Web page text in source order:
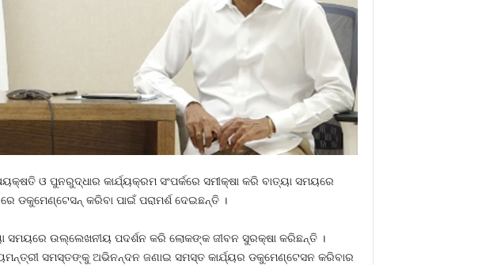
ଓ ପୁନରୁଦ୍ଧାର କାର୍ଯ୍ୟକ୍ରମ ସଂପର୍କରେ ସମୀକ୍ଷା କରି ବାତ୍ୟା ସମୟରେ
କରିବା ପାଇଁ ପରାମର୍ଶ ଦେଇଛନ୍ତି ।
ସମୟରେ ଉଲ୍ଲେଖନୀୟ ପଦର୍ଶନ କରି ଲୋକଙ୍କ ଜୀବନ ସୁରକ୍ଷା କରିଛନ୍ତି ।
ସମସ୍ତଙ୍କୁ ଅଭିନନ୍ଦନ ଜଣାଇ ସମସ୍ତ କାର୍ଯ୍ୟର ଡକୁମେଣ୍ଟେସନ କରିବାର